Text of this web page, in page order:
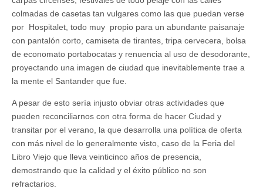
colmadas de casetas tan vulgares como las que puedan verse
por Hospitalet, todo muy propio para un abundante paisanaje
con pantalón corto, camiseta de tirantes, tripa cervecera, bolsa
de economato portabocatas y renuencia al uso de desodorante,
proyectando una imagen de ciudad que inevitablemente trae a
la mente el Santander que fue.
A pesar de esto sería injusto obviar otras actividades que
pueden reconciliarnos con otra forma de hacer Ciudad y
transitar por el verano, la que desarrolla una política de oferta
con más nivel de lo generalmente visto, caso de la Feria del
Libro Viejo que lleva veinticinco años de presencia,
demostrando que la calidad y el éxito público no son
refractarios.